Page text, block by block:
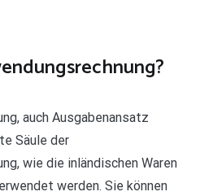
auch Ausgabenansatz
Säule der
wie die inländischen Waren
werden. Sie können